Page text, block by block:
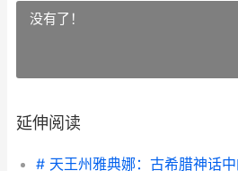
没有了！
延伸阅读
# 天王州雅典娜：古希腊神话